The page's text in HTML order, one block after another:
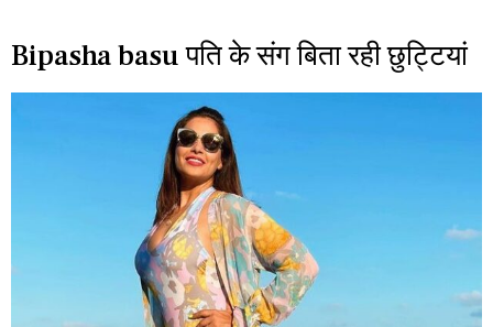
Bipasha basu पति के संग बिता रही छुट्टियां